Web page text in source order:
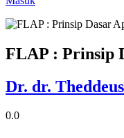
FLAP : Prinsip
Dr. dr.
0.0